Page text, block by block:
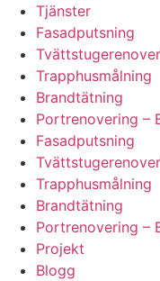
Tjänster
Fasadputsning
Trapphusmålning
Brandtätning
Portrenovering –
Fasadputsning
Trapphusmålning
Brandtätning
Portrenovering –
Projekt
Blogg